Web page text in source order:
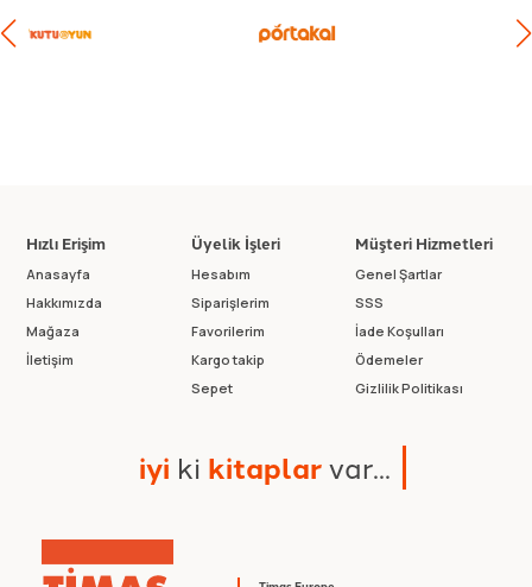
Hızlı Erişim
Anasayfa
Hakkımızda
Mağaza
İletişim
Üyelik İşleri
Hesabım
Siparişlerim
Favorilerim
Kargo takip
Sepet
Müşteri Hizmetleri
Genel Şartlar
SSS
İade Koşulları
Ödemeler
Gizlilik Politikası
iyi ki kitaplarvar...